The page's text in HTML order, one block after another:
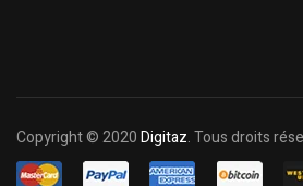
Copyright © 2020Digitaz. Tous droits